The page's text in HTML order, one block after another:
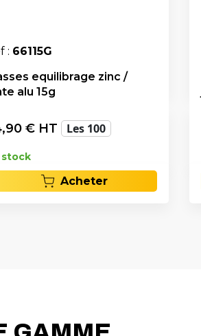
: 66115G
equilibrage zinc /
alu 15g
€ HT Les 100
stock
Acheter